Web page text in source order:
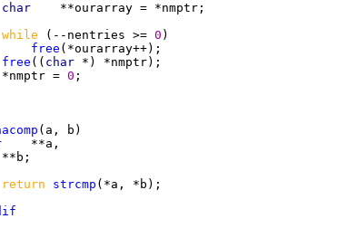
char
while (--nentries >= 0
free
free (( char
=
0
return strcmp